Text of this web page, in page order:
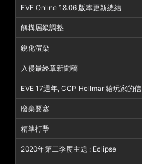
EVE Online 18.06 版本更新總結
解構層級調整
銳化渲染
入侵最終章新聞稿
EVE 17週年, CCP Hellmar 給玩家的信
廢棄要塞
精準打擊
2020年第二季度主題 : Eclipse